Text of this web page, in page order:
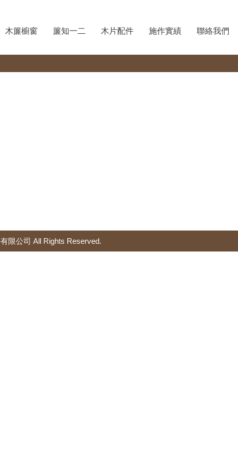
木簾櫥窗 簾知一二 木片配件 施作實績 聯絡我們
限公司 All Rights Reserved.